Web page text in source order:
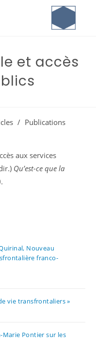
et accès
/ Publications
aux services
Qu’est-ce que la
Nouveau
franco-
vie transfrontaliers »
Marie Pontier sur les